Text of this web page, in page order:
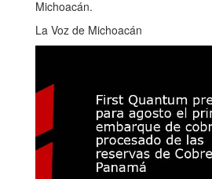
Michoacán.
La Voz de Michoacán